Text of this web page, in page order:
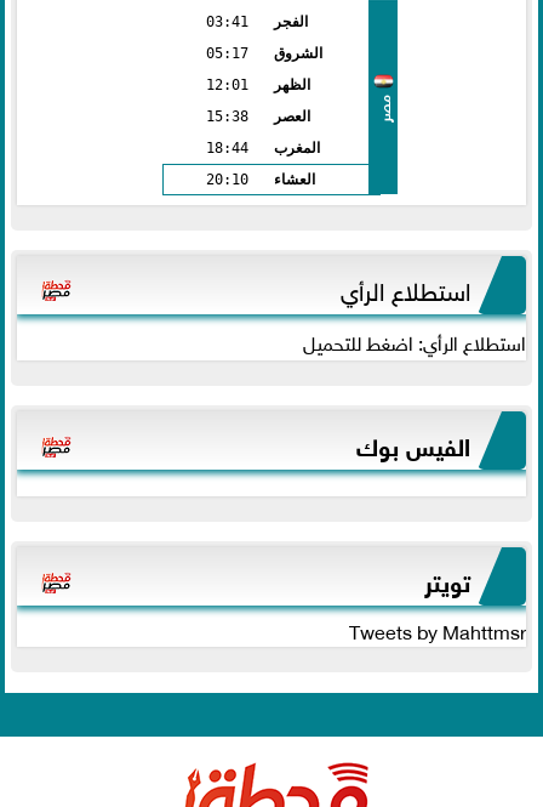
مصر
الفجر
03:41
الشروق
05:17
الظهر
12:01
العصر
15:38
المغرب
18:44
العشاء
20:10
استطلاع الرأي
استطلاع الرأي: اضغط للتحميل
الفيس بوك
تويتر
Tweets by Mahttmsr